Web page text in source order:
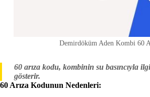
Demirdöküm Aden Kombi 60
60 arıza kodu, kombinin su basıncıyla
gösterir.
60 Arıza Kodunun Nedenleri: